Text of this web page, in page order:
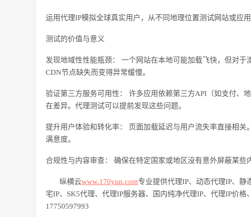
运用代理IP模拟全球真实用户，从不同地理位置测试网站或应
测试的价值与意义
发现地域性性能瓶颈：
一个网站在本地可能加载飞快，但对于
CDN节点缺失而变得异常缓慢。
验证第三方服务可用性： 许多应用依赖第三方API（如支付、
在差异。代理测试可以提前发现这些问题。
提升用户体验和转化率：
页面加载延迟与用户流失率直接相关
满意度。
合规性与内容审查： 确保在特定国家或地区没有意外屏蔽某些
纵横云www.170yun.com专业提供代理IP、动态代理IP、静
宅IP、SK5代理、代理IP服务器、国内纯净代理IP、代理IP价格
17750597993